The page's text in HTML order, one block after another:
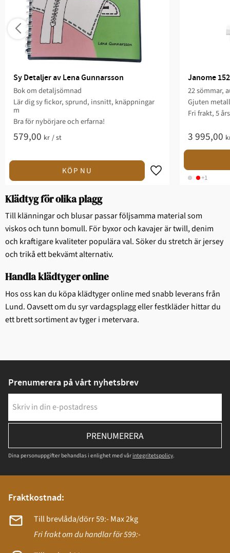
Sy Detaljer av Lena Gunnarsson
Bok om detaljsömnad
Lär dig sy fickor, sprund, insnitt, knäppningar
m
Bra för nybörjare och erfarna!
579,00 kr /st
Janome
22 sömmar,
Gjuten
Fri frakt, 5
3 995,00
+1
Klädtyg för olika plagg
Till klänningar och blusar passar följsamma material som
viskos och tunn bomull. För byxor och kavajer är twill, denim
och kraftigare kvaliteter populära val. Söker du stretch är jersey
och trikå ett bekvämt alternativ.
Handla klädtyger online
Hos oss kan du köpa klädtyger online med snabb leverans från
Lund. Oavsett om du syr vardagsplagg eller festkläder hittar du
ett brett sortiment av tyger i metervara.
Prenumerera på vårt nyhetsbrev
PRENUMERERA
Dina personuppgifter behandlas i enlighet med vår integritetspolicy.
Fraktkostnad:
Till brevlåda/dörr 59:- Max 2kg
Fri frakt om du handlar för 599:-